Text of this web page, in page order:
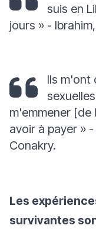
suis en
jours » -
Ils m'ont
m'emmener [de
avoir à payer » -
Conakry.
Les
survivantes